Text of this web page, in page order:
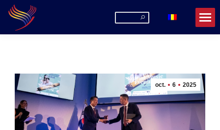
Search:
oct. 6 2025